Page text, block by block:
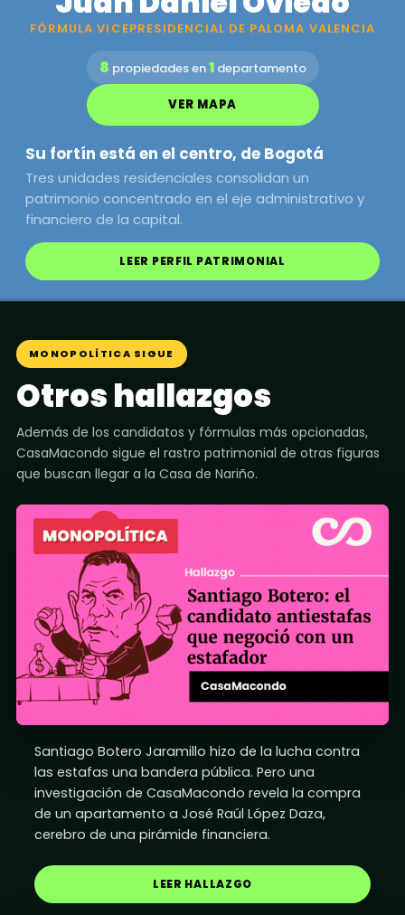
FÓRMULA VICEPRESIDENCIAL DE PALOMA VALENCIA
8 propiedades en1departamento
VER MAPA
Su fortín está en el centro, de Bogotá
Tres unidades residenciales consolidan un
patrimonio concentrado en el eje administrativo y
financiero de la capital.
LEER PERFIL PATRIMONIAL
MONOPOLÍTICA SIGUE
Otros hallazgos
Además de los candidatos y fórmulas más opcionadas,
CasaMacondo sigue el rastro patrimonial de otras figuras
que buscan llegar a la Casa de Nariño.
Santiago Botero Jaramillo hizo de la lucha contra
las estafas una bandera pública. Pero una
investigación de CasaMacondo revela la compra
de un apartamento a José Raúl López Daza,
cerebro de una pirámide financiera.
LEER HALLAZGO